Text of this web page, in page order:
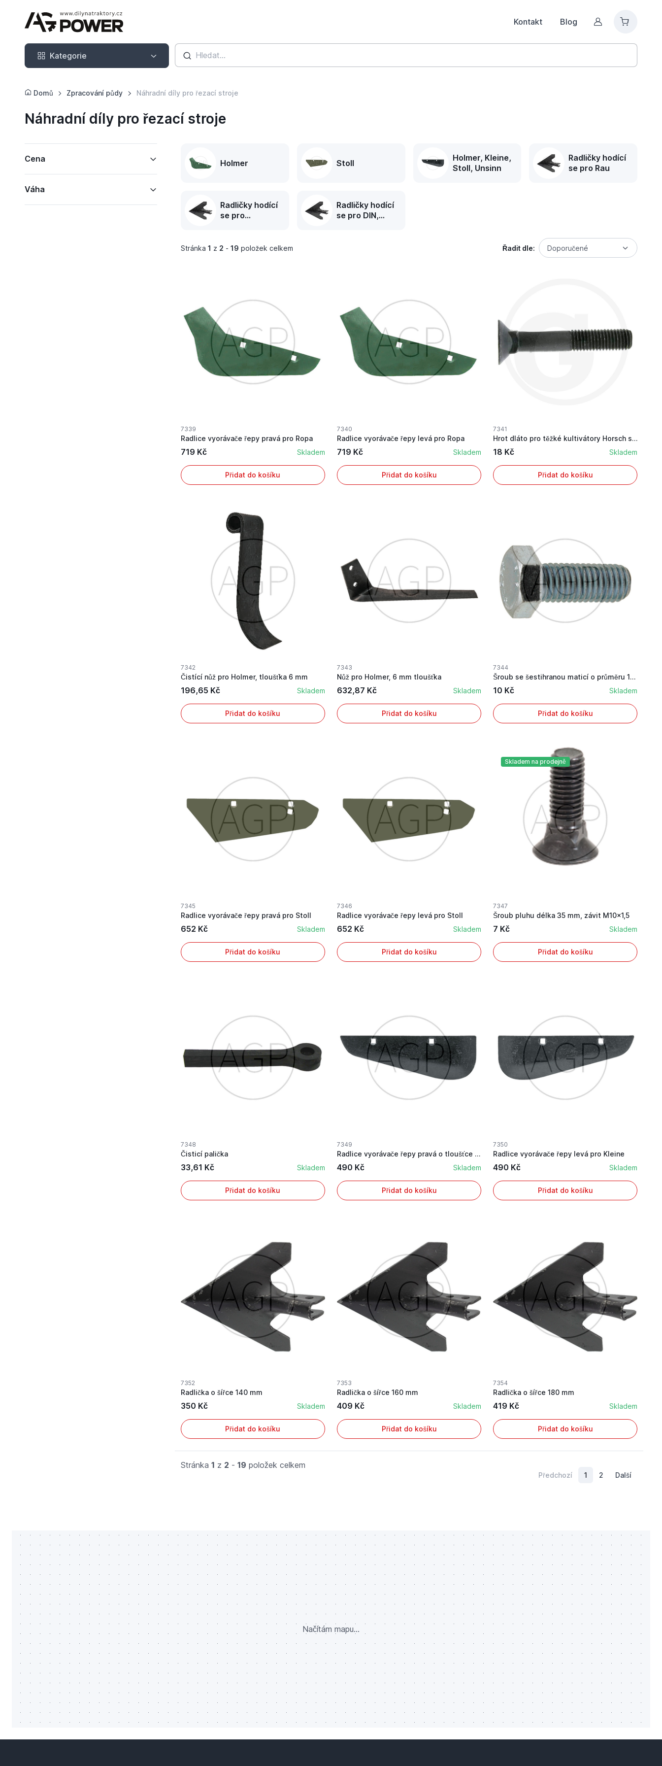
Kontakt Blog Můj účet
Kategorie
Kategorie
Domů Zpracování půdy Náhradní díly pro řezací stroje
Náhradní díly pro řezací stroje
Cena
Váha
Holmer Stoll
Holmer, Kleine,
Stoll, Unsinn
Radličky hodící
se pro Rau
Radličky hodící
se pro
Radličky hodící
se pro DIN,
Stránka 1 z 2 - 19 položek celkem Řadit dle: Doporučené
7339
Radlice vyorávače řepy pravá pro Ropa
719 Kč Skladem
Přidat do košíku
7340
Radlice vyorávače řepy levá pro Ropa
719 Kč Skladem
Přidat do košíku
7341
Hrot dláto pro těžké kultivátory Horsch standar...
18 Kč Skladem
Přidat do košíku
7342
Čistící nůž pro Holmer, tloušťka 6 mm
196,65 Kč Skladem
Přidat do košíku
7343
Nůž pro Holmer, 6 mm tloušťka
632,87 Kč Skladem
Přidat do košíku
7344
Šroub se šestihranou maticí o průměru 12 mm
10 Kč Skladem
Přidat do košíku
7345
Radlice vyorávače řepy pravá pro Stoll
652 Kč Skladem
Přidat do košíku
7346
Radlice vyorávače řepy levá pro Stoll
652 Kč Skladem
Přidat do košíku
Skladem na prodejně
7347
Šroub pluhu délka 35 mm, závit M10x1,5
7 Kč Skladem
Přidat do košíku
7348
Čisticí palička
33,61 Kč Skladem
Přidat do košíku
7349
Radlice vyorávače řepy pravá o tloušťce 7 mm pr...
490 Kč Skladem
Přidat do košíku
7350
Radlice vyorávače řepy levá pro Kleine
490 Kč Skladem
Přidat do košíku
7352
Radlička o šířce 140 mm
350 Kč Skladem
Přidat do košíku
7353
Radlička o šířce 160 mm
409 Kč Skladem
Přidat do košíku
7354
Radlička o šířce 180 mm
419 Kč Skladem
Přidat do košíku
Stránka 1 z 2 - 19 položek celkem
Předchozí 1 2 Další
Načítám mapu...